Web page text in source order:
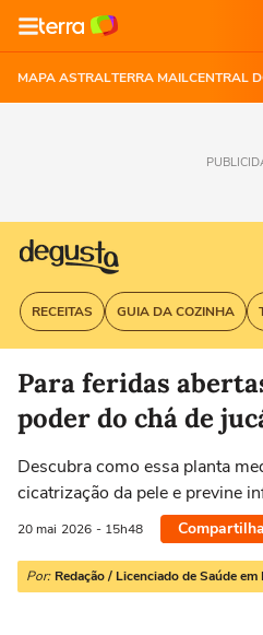
MAPA ASTRALTERRA MAILCENTRAL
RECEITAS GUIA DA COZINHA
Para feridas
poder do chá de
Descubra como essa planta
cicatrização da pele e previne
20 mai 2026 - 15h48
Por: Redação / Licenciado de Saúde em